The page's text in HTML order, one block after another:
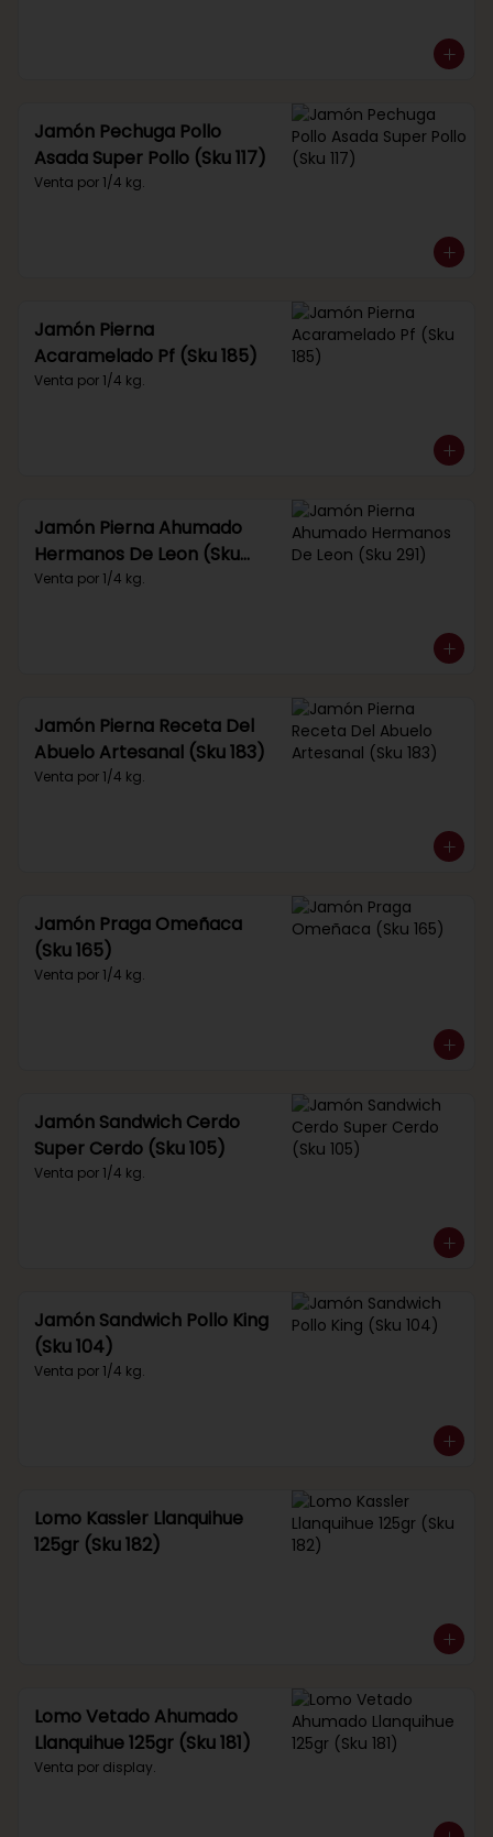
Jamón Pechuga Pollo
Asada Super Pollo (Sku 117)
Venta por 1/4 kg.
Jamón Pierna
Acaramelado Pf (Sku 185)
Venta por 1/4 kg.
Jamón Pierna Ahumado
Hermanos De Leon (Sku
291)
Venta por 1/4 kg.
Jamón Pierna Receta Del
Abuelo Artesanal (Sku 183)
Venta por 1/4 kg.
Jamón Praga Omeñaca
(Sku 165)
Venta por 1/4 kg.
Jamón Sandwich Cerdo
Super Cerdo (Sku 105)
Venta por 1/4 kg.
Jamón Sandwich Pollo King
(Sku 104)
Venta por 1/4 kg.
Lomo Kassler Llanquihue
125gr (Sku 182)
Lomo Vetado Ahumado
Llanquihue 125gr (Sku 181)
Venta por display.